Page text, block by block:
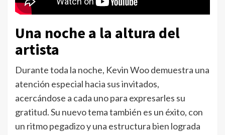
Una noche a la altura del
artista
Durante toda la noche, Kevin Woo demuestra una
atención especial hacia sus invitados,
acercándose a cada uno para expresarles su
gratitud. Su nuevo tema también es un éxito, con
un ritmo pegadizo y una estructura bien lograda